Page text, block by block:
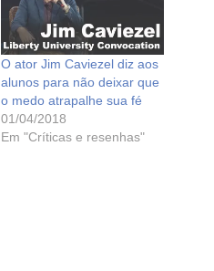
O ator Jim Caviezel diz aos
alunos para não deixar que
o medo atrapalhe sua fé
01/04/2018
Em "Críticas e resenhas"